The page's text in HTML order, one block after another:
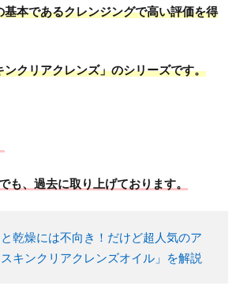
基本であるクレンジングで高い評価を得
ンクリアクレンズ」のシリーズです。
も、過去に取り上げております。
乾燥には不向き！だけど超人気のア
キンクリアクレンズオイル」を解説